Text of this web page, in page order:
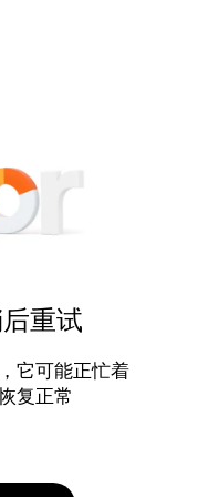
重试
它可能正忙着
复正常